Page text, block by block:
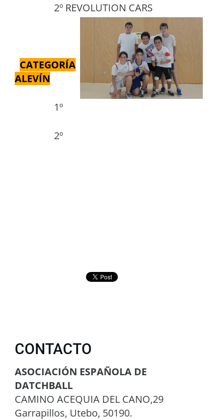
2º REVOLUTION CARS
CATEGORÍA
ALEVÍN
1º
2º
CONTACTO
ASOCIACIÓN ESPAÑOLA DE
DATCHBALL
CAMINO ACEQUIA DEL CANO,29
Garrapillos, Utebo, 50190.